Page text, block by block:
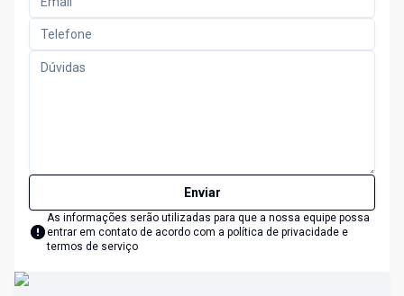
Enviar
As informações serão utilizadas para que a nossa equipe possa
entrar em contato de acordo com a política de privacidade e
termos de serviço